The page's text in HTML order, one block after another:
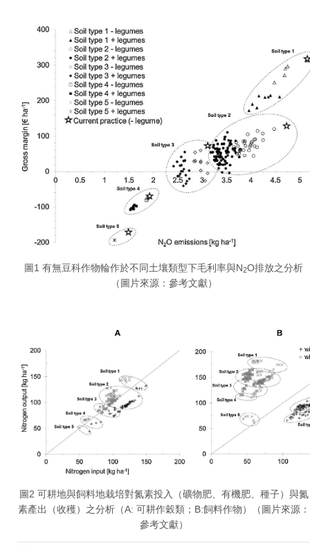
圖1 有無豆科作物輪作於不同土壤類型下毛利率與N2O排放之分析
（圖片來源：參考文獻）
圖2 可耕地與飼料地栽培對氮素投入（礦物肥、有機肥、種子）與氮
素產出（收穫）之分析（A: 可耕作穀類；B:飼料作物）（圖片來源：
參考文獻）